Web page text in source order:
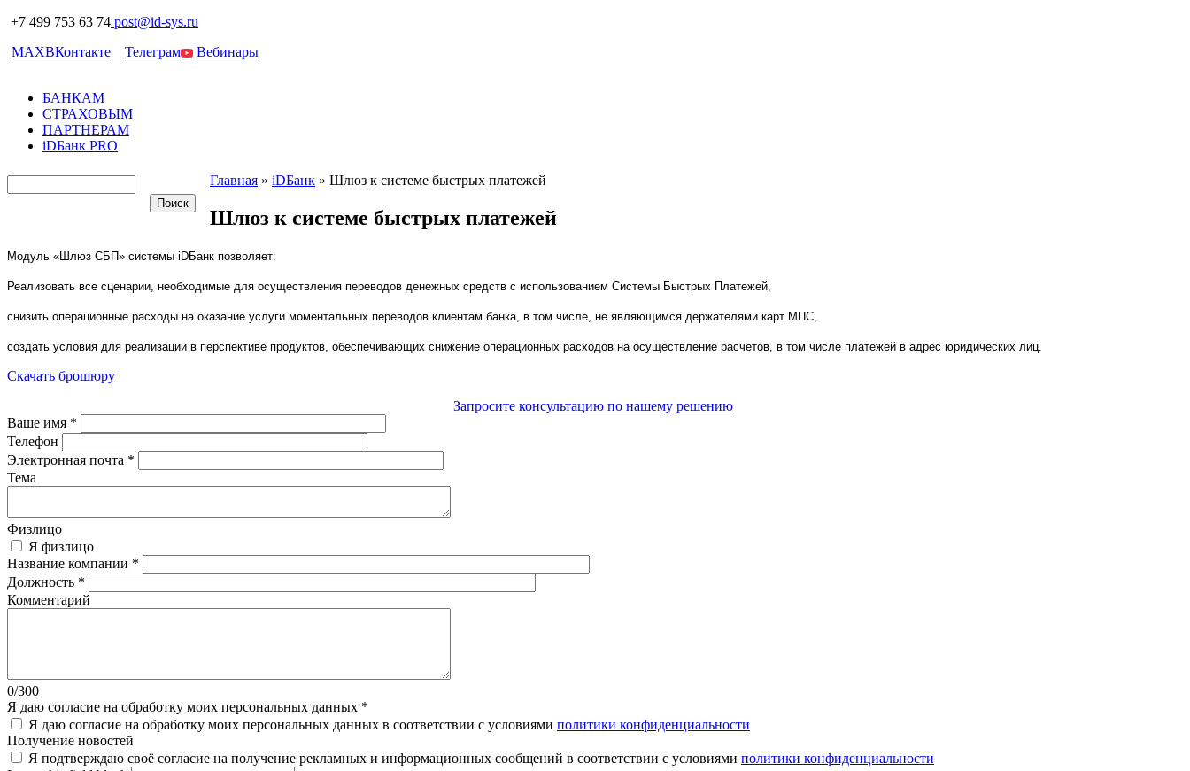
+7 499 753 63 74 post@id-sys.ru
MAXВКонтакте Телеграм Вебинары
БАНКАМ
СТРАХОВЫМ
ПАРТНЕРАМ
iDБанк PRO
Главная » iDБанк » Шлюз к системе быстрых платежей
Шлюз к системе быстрых платежей
Модуль «Шлюз СБП» системы iDБанк позволяет:
Реализовать все сценарии, необходимые для осуществления переводов денежных средств с использованием Системы Быстрых Платежей,
снизить операционные расходы на оказание услуги моментальных переводов клиентам банка, в том числе, не являющимся держателями карт МПС,
создать условия для реализации в перспективе продуктов, обеспечивающих снижение операционных расходов на осуществление расчетов, в том числе платежей в адрес юридических лиц.
Скачать брошюру
Запросите консультацию по нашему решению
Ваше имя *
Телефон
Электронная почта *
Тема
Физлицо
Я физлицо
Название компании *
Должность *
Комментарий
0/300
Я даю согласие на обработку моих персональных данных *
Я даю согласие на обработку моих персональных данных в соответствии с условиями политики конфиденциальности
Получение новостей
Я подтверждаю своё согласие на получение рекламных и информационных сообщений в соответствии с условиями политики конфиденциальности